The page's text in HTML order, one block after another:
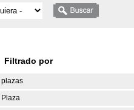
Filtrado por
plazas
Plaza